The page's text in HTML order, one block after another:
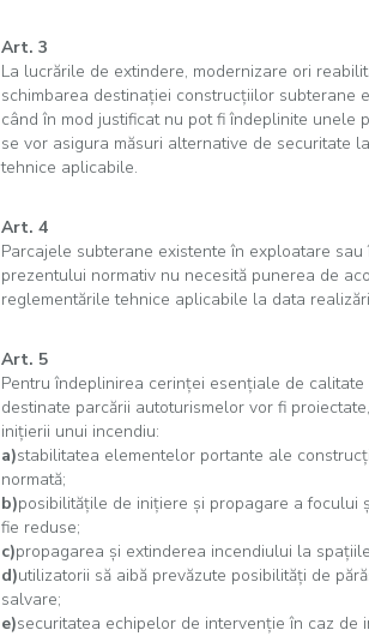
Art. 3
La lucrările de extindere, modernizare ori
schimbarea destinaţiei construcţiilor subterane
când în mod justificat nu pot fi îndeplinite unele
se vor asigura măsuri alternative de securitate
tehnice aplicabile.
Art. 4
Parcajele subterane existente în exploatare
prezentului normativ nu necesită punerea de
reglementările tehnice aplicabile la data
Art. 5
Pentru îndeplinirea cerinţei esenţiale de
destinate parcării autoturismelor vor fi
iniţierii unui incendiu:
a)stabilitatea elementelor portante ale
normată;
b)posibilităţile de iniţiere şi propagare a focului
fie reduse;
c)propagarea şi extinderea incendiului la
d)utilizatorii să aibă prevăzute posibilităţi de
salvare;
e)securitatea echipelor de intervenţie în caz de